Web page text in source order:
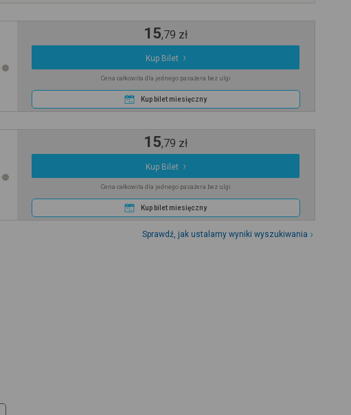
15,79 zł
Kup Bilet
Cena całkowita dla jednego pasażera bez ulgi
Kup bilet miesięczny
15,79 zł
Kup Bilet
Cena całkowita dla jednego pasażera bez ulgi
Kup bilet miesięczny
Sprawdź, jak ustalamy wyniki wyszukiwania